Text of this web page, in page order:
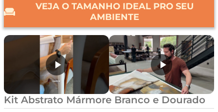
VEJA O TAMANHO IDEAL PRO SEU
AMBIENTE
Kit Abstrato Mármore Branco e Dourado